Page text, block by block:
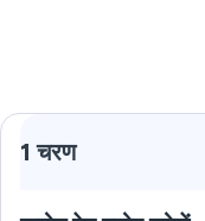
1 चरण